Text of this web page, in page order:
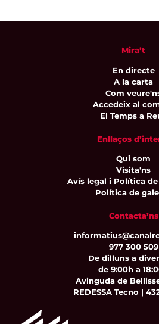
Mira’t
En directe
A la carta
Com
Accedeix al
El Temps a
Enllaços
Qui som
Visita'ns
Avís legal i Política
Política de
Contacta’ns
977 300 509
De dilluns a
de 9:00h a
Avinguda de
REDESSA Tecno |